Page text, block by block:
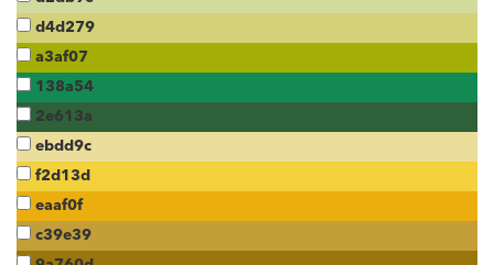
d4d279
a3af07
138a54
2e613a
ebdd9c
f2d13d
eaaf0f
c39e39